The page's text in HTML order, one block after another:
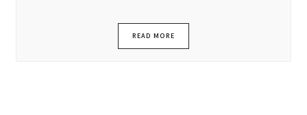
READ MORE